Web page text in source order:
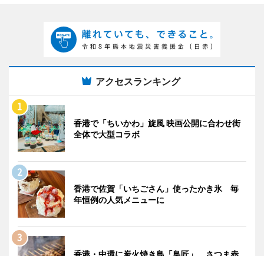
アクセスランキング
香港で「ちいかわ」旋風 映画公開に合わせ街
全体で大型コラボ
香港で佐賀「いちごさん」使ったかき氷 毎
年恒例の人気メニューに